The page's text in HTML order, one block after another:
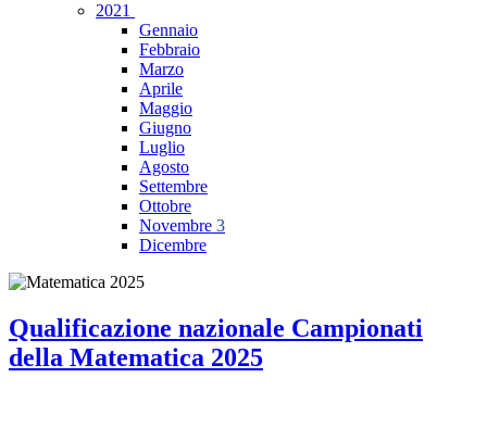
2021
Gennaio
Febbraio
Marzo
Aprile
Maggio
Giugno
Luglio
Agosto
Settembre
Ottobre
Novembre 3
Dicembre
Qualificazione nazionale Campionati
della Matematica 2025